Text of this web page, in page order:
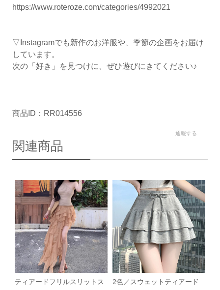
https://www.roteroze.com/categories/4992021
▽Instagramでも新作のお洋服や、季節の企画をお届け
しています。
次の「好き」を見つけに、ぜひ遊びにきてください♪
商品ID：RR014556
通報する
関連商品
ティアードフリルスリットス
2色／スウェットティアード